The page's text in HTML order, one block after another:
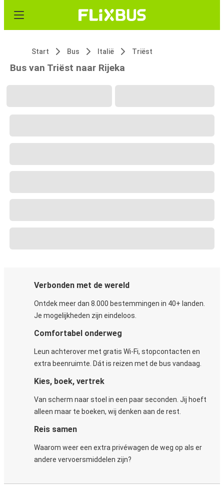
Start Bus Italië Triëst
Bus van Triëst naar Rijeka
Verbonden met de wereld
Ontdek meer dan 8.000 bestemmingen in 40+ landen.
Je mogelijkheden zijn eindeloos.
Comfortabel onderweg
Leun achterover met gratis Wi-Fi, stopcontacten en
extra beenruimte. Dát is reizen met de bus vandaag.
Kies, boek, vertrek
Van scherm naar stoel in een paar seconden. Jij hoeft
alleen maar te boeken, wij denken aan de rest.
Reis samen
Waarom weer een extra privéwagen de weg op als er
andere vervoersmiddelen zijn?